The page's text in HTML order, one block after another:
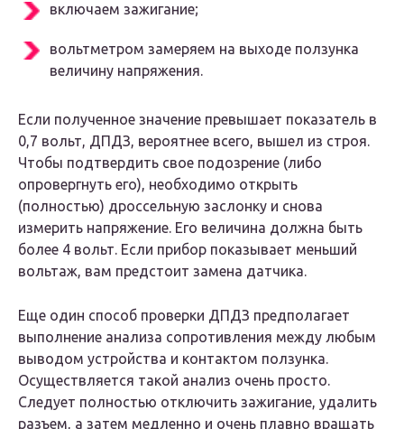
включаем зажигание;
вольтметром замеряем на выходе ползунка
величину напряжения.
Если полученное значение превышает показатель в
0,7 вольт, ДПДЗ, вероятнее всего, вышел из строя.
Чтобы подтвердить свое подозрение (либо
опровергнуть его), необходимо открыть
(полностью) дроссельную заслонку и снова
измерить напряжение. Его величина должна быть
более 4 вольт. Если прибор показывает меньший
вольтаж, вам предстоит замена датчика.
Еще один способ проверки ДПДЗ предполагает
выполнение анализа сопротивления между любым
выводом устройства и контактом ползунка.
Осуществляется такой анализ очень просто.
Следует полностью отключить зажигание, удалить
разъем, а затем медленно и очень плавно вращать